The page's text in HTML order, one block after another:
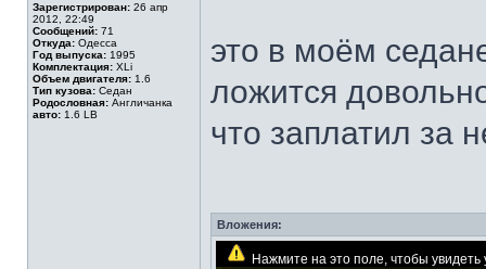
Зарегистрирован: 26 апр
2012, 22:49
Сообщений: 71
Откуда: Одесса
Год выпуска: 1995
Комплектация: XLi
Объем двигателя: 1.6
Тип кузова: Седан
Родословная: Англичанка
авто: 1.6 LB
это в моём
ложится
что заплатил за
Вложения:
Нажмите на это поле, чтобы